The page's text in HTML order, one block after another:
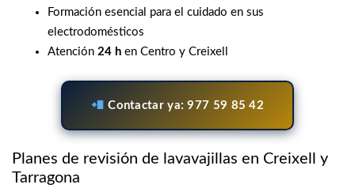
Formación esencial para el cuidado en sus
electrodomésticos
Atención 24 h en Centro y Creixell
Contactar ya: 977 59 85 42
Planes de revisión de lavavajillas en Creixell y
Tarragona